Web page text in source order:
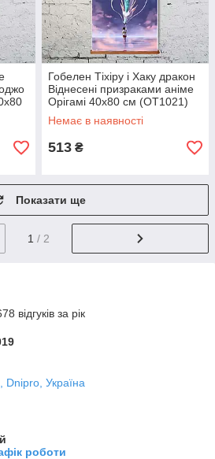
Гобелен Тіхіру і Хаку дракон
Віднесені призраками аніме
Орігамі 40x80 см (OT1021)
Немає в наявності
513 ₴
Показати ще
1 / 2
відгуків за рік
Dnipro, Україна
роботи